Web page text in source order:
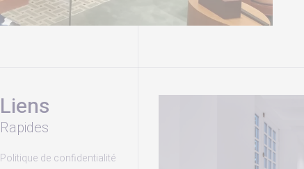
Liens
Rapides
Politique de confidentialité